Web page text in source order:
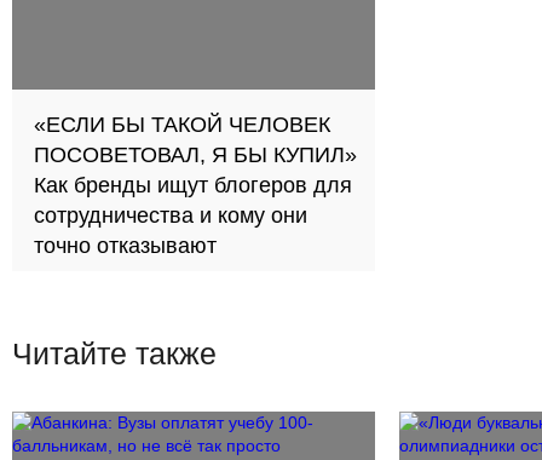
«ЕСЛИ БЫ ТАКОЙ ЧЕЛОВЕК
ПОСОВЕТОВАЛ, Я БЫ КУПИЛ»
Как бренды ищут блогеров для
сотрудничества и кому они
точно отказывают
Читайте также